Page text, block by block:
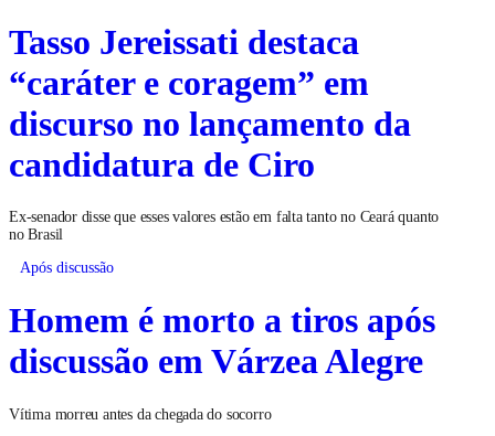
Tasso Jereissati destaca
“caráter e coragem” em
discurso no lançamento da
candidatura de Ciro
Ex-senador disse que esses valores estão em falta tanto no Ceará quanto
no Brasil
Após discussão
Homem é morto a tiros após
discussão em Várzea Alegre
Vítima morreu antes da chegada do socorro